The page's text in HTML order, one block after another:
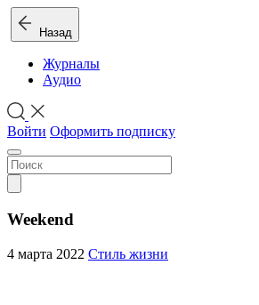
Назад
Журналы
Аудио
Войти Оформить подписку
Weekend
4 марта 2022 Стиль жизни